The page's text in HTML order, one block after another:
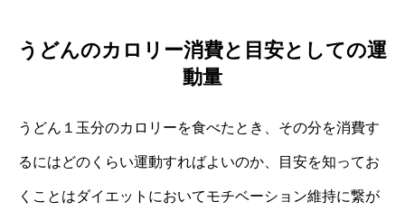
うどんのカロリー消費と目安としての運
動量
うどん１玉分のカロリーを食べたとき、その分を消費す
るにはどのくらい運動すればよいのか、目安を知ってお
くことはダイエットにおいてモチベーション維持に繋が